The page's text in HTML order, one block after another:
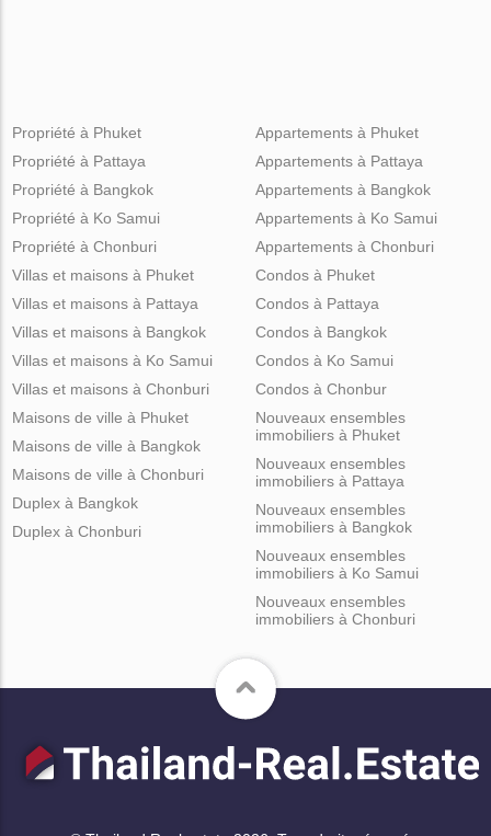
Propriété à Phuket
Propriété à Pattaya
Propriété à Bangkok
Propriété à Ko Samui
Propriété à Chonburi
Appartements à Phuket
Appartements à Pattaya
Appartements à Bangkok
Appartements à Ko Samui
Appartements à Chonburi
Villas et maisons à Phuket
Villas et maisons à Pattaya
Villas et maisons à Bangkok
Villas et maisons à Ko Samui
Villas et maisons à Chonburi
Condos à Phuket
Condos à Pattaya
Condos à Bangkok
Condos à Ko Samui
Condos à Chonbur
Maisons de ville à Phuket
Maisons de ville à Bangkok
Maisons de ville à Chonburi
Duplex à Bangkok
Duplex à Chonburi
Nouveaux ensembles
immobiliers à Phuket
Nouveaux ensembles
immobiliers à Pattaya
Nouveaux ensembles
immobiliers à Bangkok
Nouveaux ensembles
immobiliers à Ko Samui
Nouveaux ensembles
immobiliers à Chonburi